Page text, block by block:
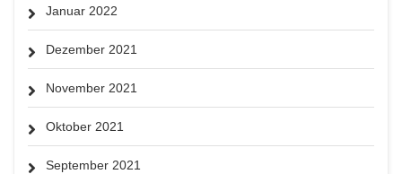
Januar 2022
Dezember 2021
November 2021
Oktober 2021
September 2021